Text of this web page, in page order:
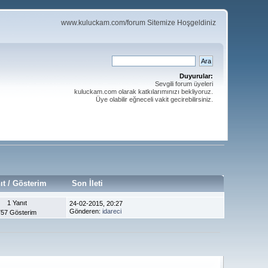
www.kuluckam.com/forum Sitemize Hoşgeldiniz
Duyurular:
Sevgili forum üyeleri
kuluckam.com olarak katkılarımınızı bekliyoruz.
Üye olabilir eğneceli vakit gecirebilirsiniz.
/ Gösterim Son İleti
1 Yanıt
Gösterim
24-02-2015, 20:27
Gönderen:idareci